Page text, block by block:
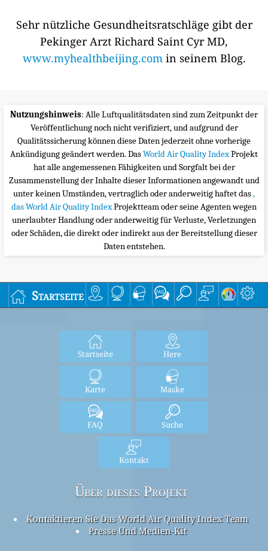
Sehr nützliche Gesundheitsratschläge gibt der
Pekinger Arzt Richard Saint Cyr MD,
www.myhealthbeijing.com in seinem Blog.
Nutzungshinweis: Alle Luftqualitätsdaten sind zum Zeitpunkt der
Veröffentlichung noch nicht verifiziert, und aufgrund der
Qualitätssicherung können diese Daten jederzeit ohne vorherige
Ankündigung geändert werden. DasWorld Air Quality IndexProjekt
hat alle angemessenen Fähigkeiten und Sorgfalt bei der
Zusammenstellung der Inhalte dieser Informationen angewandt und
unter keinen Umständen, vertraglich oder anderweitig haftet das,
das World Air Quality IndexProjektteam oder seine Agenten wegen
unerlaubter Handlung oder anderweitig für Verluste, Verletzungen
oder Schäden, die direkt oder indirekt aus der Bereitstellung dieser
Daten entstehen.
Startseite
Startseite Here
Karte Maske
FAQ Suche
Kontakt
Über dieses Projekt
Kontaktieren Sie Das World Air Quality Index Team
Presse Und Medien-Kit